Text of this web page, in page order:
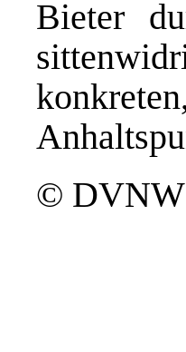
Bieter